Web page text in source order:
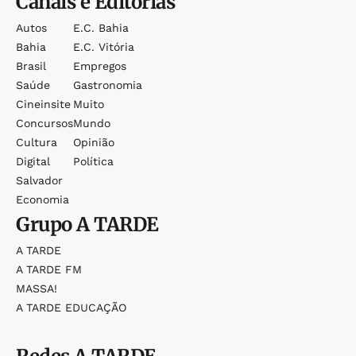
Autos
Bahia
Brasil
Saúde
Cineinsite
Concursos
Cultura
Digital
Salvador
Economia
E.c. Bahia
E.c. Vitória
Empregos
Gastronomia
Muito
Mundo
Opinião
Política
GrupoA TARDE
A TARDE
A TARDE FM
MASSA!
A TARDE EDUCAÇÃO